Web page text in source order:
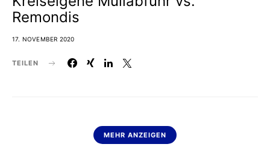
Remondis
17. NOVEMBER 2020
TEILEN
MEHR ANZEIGEN